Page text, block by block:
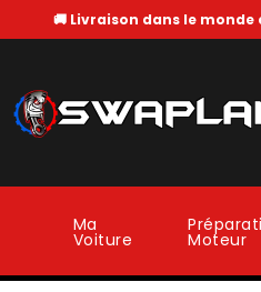
🚚 Livraison dans le monde
Ma
Voiture Moteur